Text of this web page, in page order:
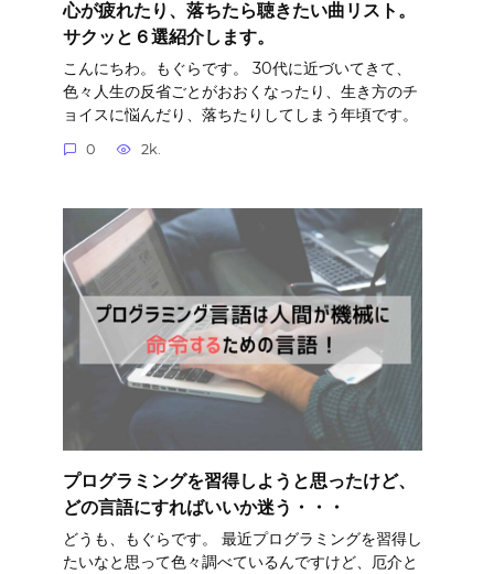
心が疲れたり、落ちたら聴きたい曲リスト。
サクッと６選紹介します。
こんにちわ。もぐらです。 30代に近づいてきて、
色々人生の反省ごとがおおくなったり、生き方のチ
ョイスに悩んだり、落ちたりしてしまう年頃です。
0 2k.
プログラミングを習得しようと思ったけど、
どの言語にすればいいか迷う・・・
どうも、もぐらです。 最近プログラミングを習得し
たいなと思って色々調べているんですけど、厄介と